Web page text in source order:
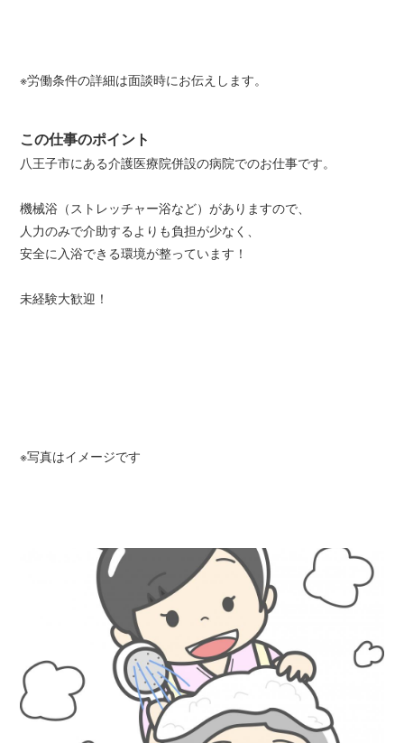
※労働条件の詳細は面談時にお伝えします。
この仕事のポイント
八王子市にある介護医療院併設の病院でのお仕事です。
機械浴（ストレッチャー浴など）がありますので、
人力のみで介助するよりも負担が少なく、
安全に入浴できる環境が整っています！
未経験大歓迎！
※写真はイメージです